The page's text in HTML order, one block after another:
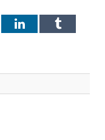
LinkedInTumblr